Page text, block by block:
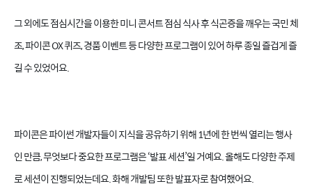
그 외에도 점심시간을 이용한 미니 콘서트 점심 식사 후 식곤증을 깨우는 국민 체
조, 파이콘 OX 퀴즈, 경품 이벤트 등 다양한 프로그램이 있어 하루 종일 즐겁게 즐
길 수 있었어요.
파이콘은 파이썬 개발자들이 지식을 공유하기 위해 1년에 한 번씩 열리는 행사
인 만큼, 무엇보다 중요한 프로그램은 ‘발표 세션’일 거예요. 올해도 다양한 주제
로 세션이 진행되었는데요. 화해 개발팀 또한 발표자로 참여했어요.